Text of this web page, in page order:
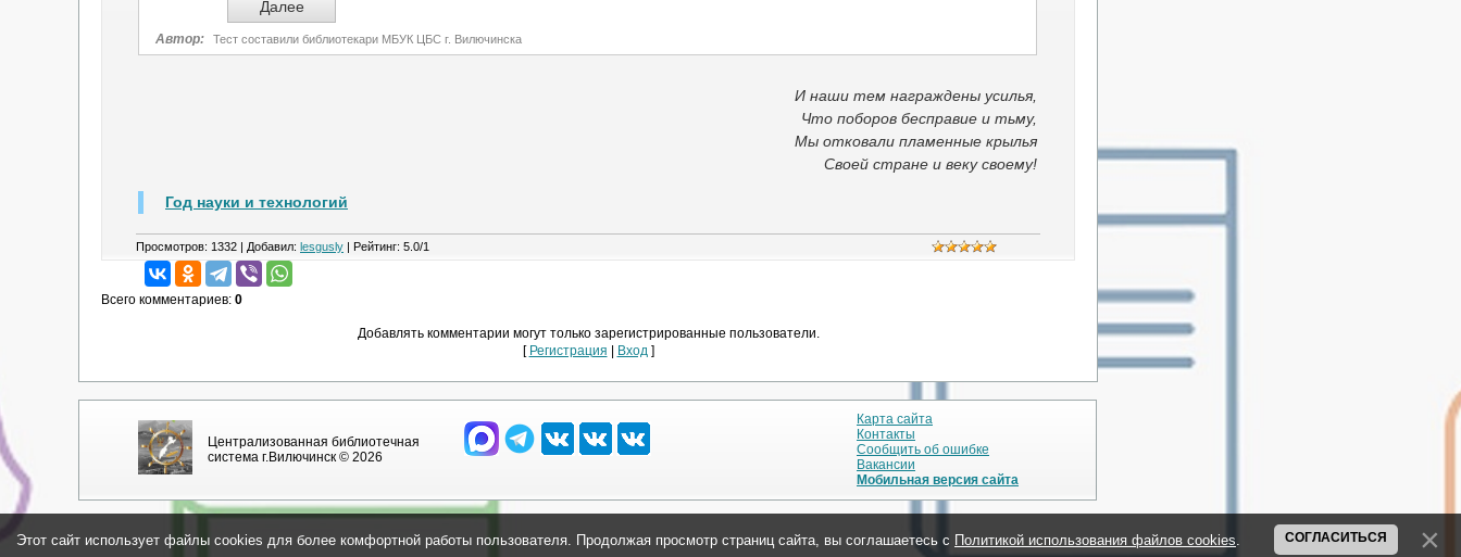
И наши тем награждены усилья,
Что поборов бесправие и тьму,
Мы отковали пламенные крылья
Своей стране и веку своему!
Год науки и технологий
Просмотров: 1332 | Добавил: lesgusly | Рейтинг: 5.0/1
Всего комментариев: 0
Добавлять комментарии могут только зарегистрированные пользователи.
[ Регистрация | Вход ]
Централизованная библиотечная
система г.Вилючинск © 2026
Карта сайта
Контакты
Сообщить об ошибке
Вакансии
Мобильная версия сайта
Этот сайт использует файлы cookies для более комфортной работы пользователя. Продолжая просмотр страниц сайта, вы соглашаетесь с Политикой использования файлов cookies СОГЛАСИТЬСЯ